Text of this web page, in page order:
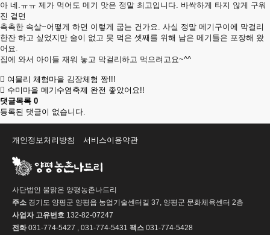
아 네.ㅠㅠ 제가 먹어도 메기 맛은 정말 최고입니다. 바싹하게 타지 않게 구워
진 겉면
촉촉한 속살~어떻게 하면 이렇게 굽는 건가요. 사실 정말 메기구이에 막걸리
한잔 하고 싶었지만 술이 없고 못 먹은 셋째를 위해 남은 메기들은 포장해 왔
어요.
집에 와서 아이들 재워 놓고 막걸리하고 먹으려고요~^^
여물리 체험마을 김장체험 짱!!!
수미마을 메기수염축제 완전 좋았어요!!
댓글목록 0
등록된 댓글이 없습니다.
개인정보처리방침 서비스이용약관
사단법인 물맑은 양평농촌나드리
주소 경기도 양평군 양평읍 농업기술센터길 37, 양평군 문화체육센터 2층
사업자 고유번호 132-82-07247
전화031-774-5427 , 031-774-5431 팩스 031-774-5428